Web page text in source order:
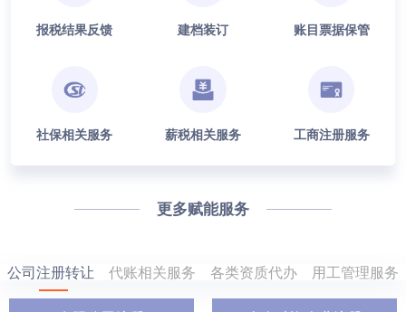
报税结果反馈 建档装订 账目票据保管
社保相关服务 薪税相关服务 工商注册服务
更多赋能服务
公司注册转让 代账相关服务 各类资质代办 用工管理服务